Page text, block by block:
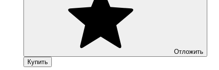
Отложить
Купить